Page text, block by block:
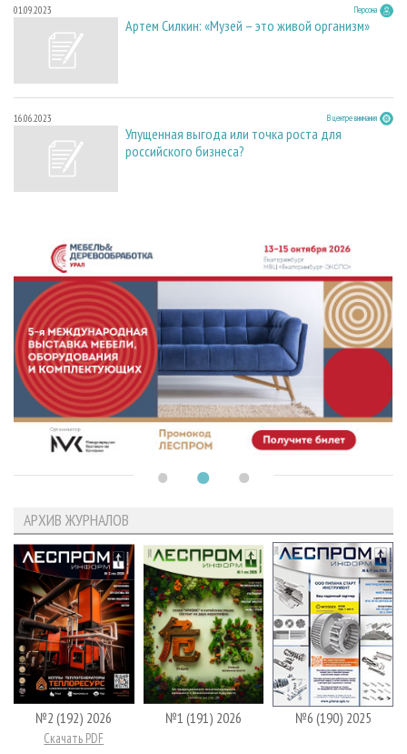
01.09.2023 Персона
Артем Силкин: «Музей – это живой организм»
16.06.2023 В центре внимания
Упущенная выгода или точка роста для
российского бизнеса?
АРХИВ ЖУРНАЛОВ
№2 (192) 2026
Скачать PDF
№1 (191) 2026 №6 (190) 2025